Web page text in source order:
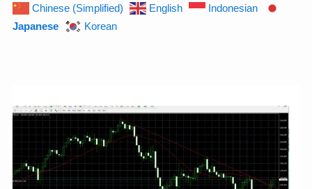
Chinese (Simplified) English
Indonesian
Japanese
Korean